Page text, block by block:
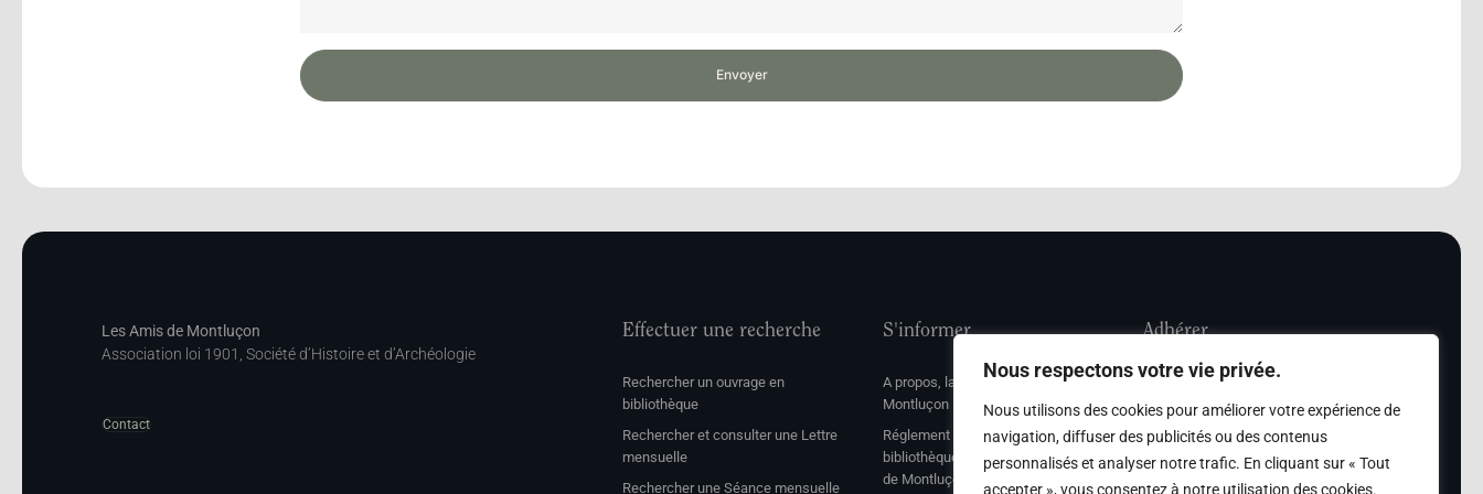
Nous respectons votre vie privée.
Nous utilisons des cookies pour améliorer votre expérience de
navigation, diffuser des publicités ou des contenus
personnalisés et analyser notre trafic. En cliquant sur « Tout
accepter », vous consentez à notre utilisation des cookies.
Envoyer
Les Amis de Montluçon
Association loi 1901, Société d’Histoire et d’Archéologie
Contact
Effectuer une recherche
Rechercher un ouvrage en
bibliothèque
Rechercher et consulter une Lettre
mensuelle
Rechercher une Séance mensuelle
S'informer
A propos, la société Les Amis de
Montluçon
Réglement de consultation de la
bibliothèque et des archives des Amis
de Montluçon
Adhérer
Adhésion